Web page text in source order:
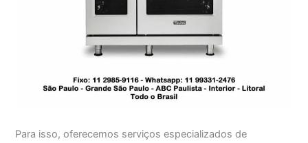
Para isso, oferecemos serviços especializados de